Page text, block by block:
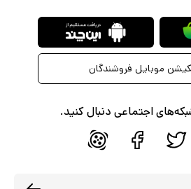
موبایل فروشندگان
اجتماعی دنبال کنید.